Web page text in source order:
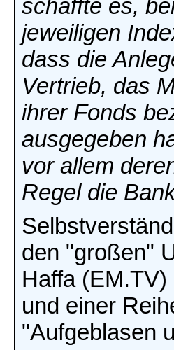
schaffte es,
jeweiligen
dass die
Vertrieb, das
ihrer Fonds
ausgegeben
vor allem
Regel die
den "großen"
Haffa
und einer
"Aufgeblasen